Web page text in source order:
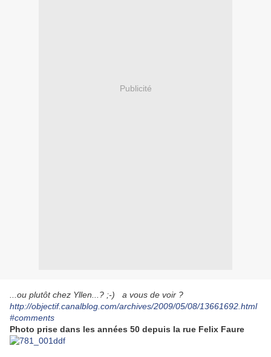
Publicité
...ou plutôt chez Yllen...? ;-) a vous de voir ?
http://objectif.canalblog.com/archives/2009/05/08/13661692.html
#comments
Photo prise dans les années 50 depuis la rue Felix Faure